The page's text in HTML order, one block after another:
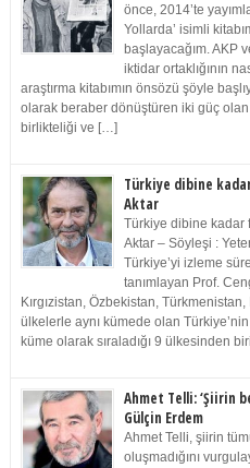
önce, 2014’te
Yollarda’ isimli
başlayacağım. AKP
iktidar ortaklığının
araştırma kitabımın önsözü şöyle
olarak beraber dönüştüren iki güç
birlikteliği ve […]
Türkiye dibine
Aktar
Türkiye dibine kadar
Aktar – Söyleşi :
Türkiye’yi izleme
tanımlayan Prof.
Kırgızistan, Özbekistan,
ülkelerle aynı kümede olan
küme olarak sıraladığı 9 ülkesinden
Ahmet Telli: ‘Şiirin
Gülçin Erdem
Ahmet Telli, şiirin
oluşmadığını